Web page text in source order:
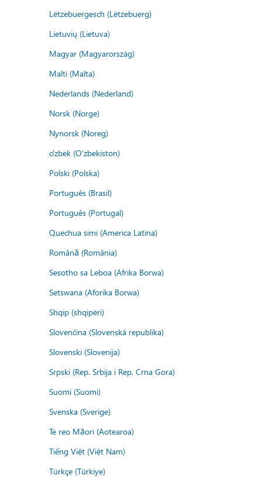
Lëtzebuergesch (Lëtzebuerg)
Lietuvių (Lietuva)
Magyar (Magyarország)
Malti (Malta)
Nederlands (Nederland)
Norsk (Norge)
Nynorsk (Noreg)
o'zbek (O'zbekiston)
Polski (Polska)
Português (Brasil)
Português (Portugal)
Quechua simi (America Latina)
Română (România)
Sesotho sa Leboa (Afrika Borwa)
Setswana (Aforika Borwa)
Shqip (shqipëri)
Slovenčina (Slovenská republika)
Slovenski (Slovenija)
Srpski (Rep. Srbija i Rep. Crna Gora)
Suomi (Suomi)
Svenska (Sverige)
Te reo Māori (Aotearoa)
Tiếng Việt (Việt Nam)
Türkçe (Türkiye)